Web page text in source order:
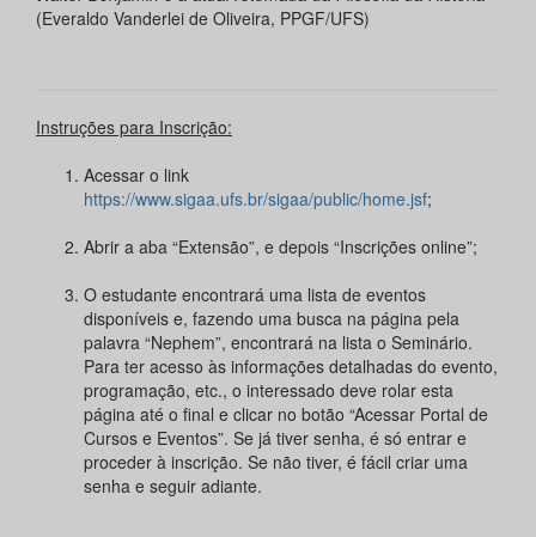
(Everaldo Vanderlei de Oliveira, PPGF/UFS)
Instruções para Inscrição:
Acessar o link
https://www.sigaa.ufs.br/sigaa/public/home.jsf;
Abrir a aba “Extensão”, e depois “Inscrições online”;
O estudante encontrará uma lista de eventos
disponíveis e, fazendo uma busca na página pela
palavra “Nephem”, encontrará na lista o Seminário.
Para ter acesso às informações detalhadas do evento,
programação, etc., o interessado deve rolar esta
página até o final e clicar no botão “Acessar Portal de
Cursos e Eventos”. Se já tiver senha, é só entrar e
proceder à inscrição. Se não tiver, é fácil criar uma
senha e seguir adiante.